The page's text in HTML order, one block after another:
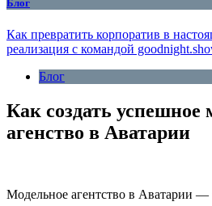
Блог
Как превратить корпоратив в
реализация с командой
Блог
Как создать успешное
агенство в Аватарии
Модельное агентство в Аватарии —